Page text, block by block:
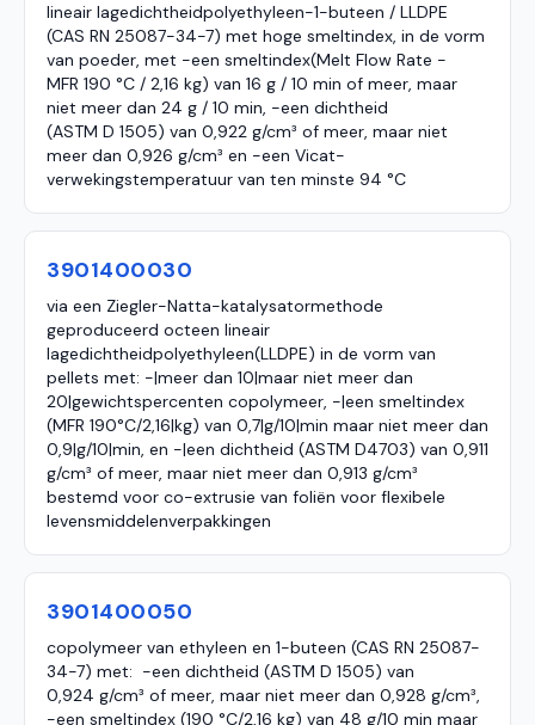
lineair lagedichtheidpolyethyleen-1-buteen / LLDPE
(CAS RN 25087-34-7) met hoge smeltindex, in de vorm
van poeder, met -een smeltindex(Melt Flow Rate -
MFR 190 °C / 2,16 kg) van 16 g / 10 min of meer, maar
niet meer dan 24 g / 10 min, -een dichtheid
(ASTM D 1505) van 0,922 g/cm³ of meer, maar niet
meer dan 0,926 g/cm³ en -een Vicat-
verwekingstemperatuur van ten minste 94 °C
3901400030
via een Ziegler-Natta-katalysatormethode
geproduceerd octeen lineair
lagedichtheidpolyethyleen(LLDPE) in de vorm van
pellets met: -|meer dan 10|maar niet meer dan
20|gewichtspercenten copolymeer, -|een smeltindex
(MFR 190°C/2,16|kg) van 0,7|g/10|min maar niet meer dan
0,9|g/10|min, en -|een dichtheid (ASTM D4703) van 0,911
g/cm³ of meer, maar niet meer dan 0,913 g/cm³
bestemd voor co-extrusie van foliën voor flexibele
levensmiddelenverpakkingen
3901400050
copolymeer van ethyleen en 1-buteen (CAS RN 25087-
34-7) met: -een dichtheid (ASTM D 1505) van
0,924 g/cm³ of meer, maar niet meer dan 0,928 g/cm³,
-een smeltindex (190 °C/2,16 kg) van 48 g/10 min maar